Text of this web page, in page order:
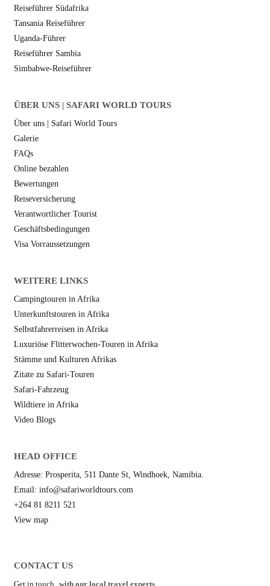
Reiseführer Südafrika
Tansania Reiseführer
Uganda-Führer
Reiseführer Sambia
Simbabwe-Reiseführer
ÜBER UNS | SAFARI WORLD TOURS
Über uns | Safari World Tours
Galerie
FAQs
Online bezahlen
Bewertungen
Reiseversicherung
Verantwortlicher Tourist
Geschäftsbedingungen
Visa Vorraussetzungen
WEITERE LINKS
Campingtouren in Afrika
Unterkunftstouren in Afrika
Selbstfahrerreisen in Afrika
Luxuriöse Flitterwochen-Touren in Afrika
Stämme und Kulturen Afrikas
Zitate zu Safari-Touren
Safari-Fahrzeug
Wildtiere in Afrika
Video Blogs
HEAD OFFICE
Adresse: Prosperita, 511 Dante St, Windhoek, Namibia.
Email: info@safariworldtours.com
+264 81 8211 521
View map
CONTACT US
Get in touch with our local travel experts